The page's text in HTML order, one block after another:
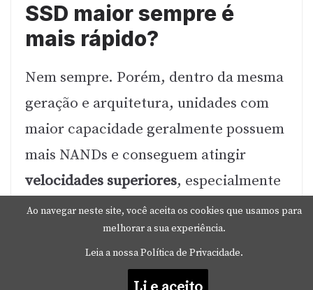
SSD maior sempre é
mais rápido?
Nem sempre. Porém, dentro da mesma
geração e arquitetura, unidades com
maior capacidade geralmente possuem
mais NANDs e conseguem atingir
velocidades superiores, especialmente
em escrita.
Vale mais a pena fazer
upgrade interno ou usar
Ao navegar neste site, você aceita os cookies que usamos para
melhorar a sua experiência.
Leia a nossa Política de Privacidade.